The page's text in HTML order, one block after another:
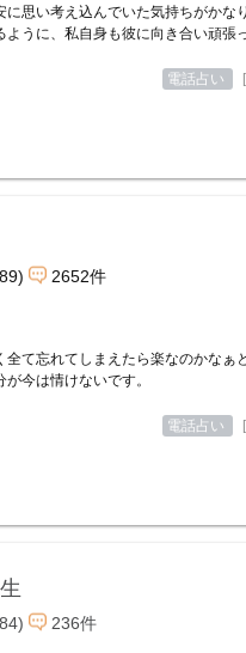
に思い考え込んでいた気持ちがかな
ように、私自身も彼に向き合い頑張
電話占い
2652件
全て忘れてしまえたら楽なのかなぁ
が今は情けないです。
電話占い
236件